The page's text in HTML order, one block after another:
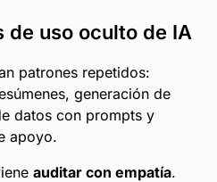
de uso oculto de IA
patrones repetidos:
generación de
datos con prompts y
apoyo.
auditar con empatía.